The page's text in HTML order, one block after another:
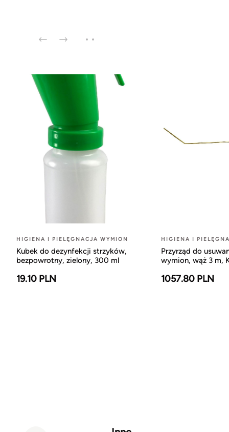
HIGIENA I PIELĘGNACJA WYMION
Kubek do dezynfekcji strzyków,
bezpowrotny, zielony, 300 ml
19.10 PLN
HIGIENA I
Przyrząd do
wymion, wąż 3 m,
1057.80 PLN